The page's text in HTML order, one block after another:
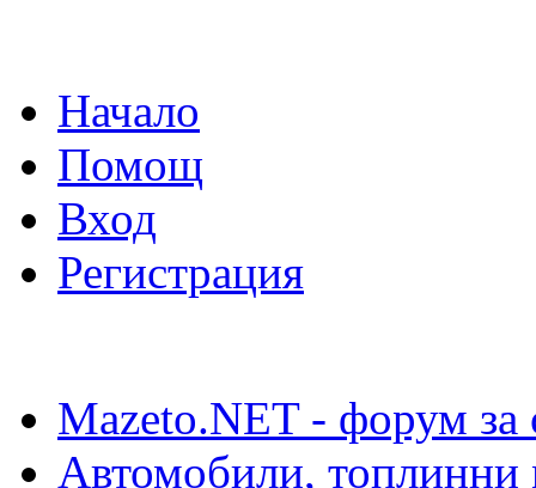
Начало
Помощ
Вход
Регистрация
Mazeto.NET - форум за
Автомобили,